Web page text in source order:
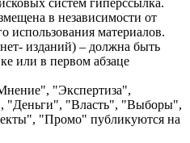
в независимости от
использования материалов.
изданий) – должна быть
или в первом абзаце
"Экспертиза",
"Деньги", "Власть", "Выборы",
"Промо" публикуются на